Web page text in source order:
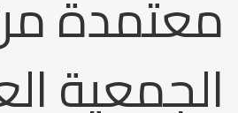
معتمدة
الجمعية